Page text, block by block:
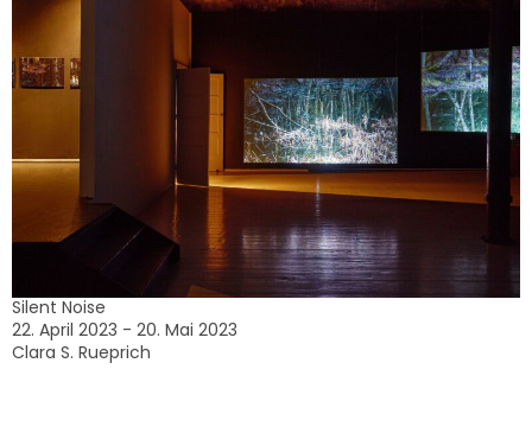
Silent Noise
22. April 2023 - 20. Mai 2023
Clara S. Rueprich